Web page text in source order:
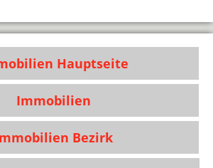
Hauptseite
Immobilien
Bezirk